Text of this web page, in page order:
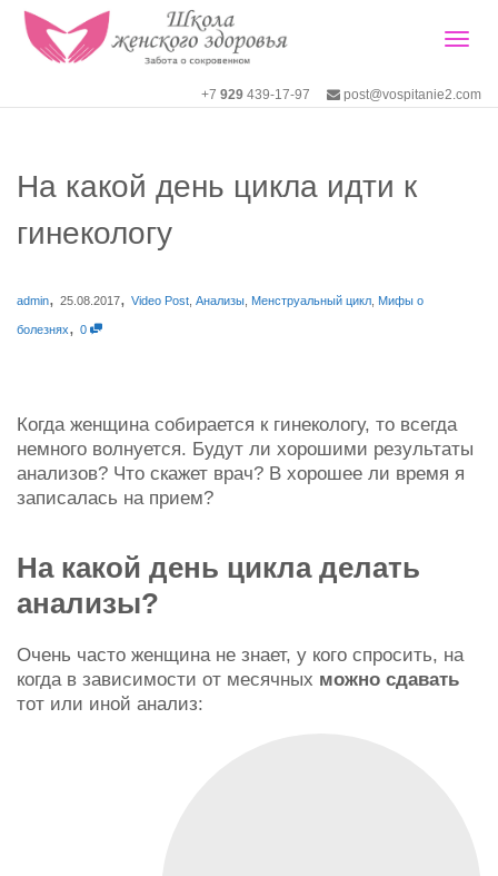
+7 929 439-17-97 post@vospitanie2.com
На какой день цикла идти к
гинекологу
admin, 25.08.2017, Video Post Анализы Менструальный цикл Мифы о
болезнях, 0
Когда женщина собирается к гинекологу, то всегда
немного волнуется. Будут ли хорошими результаты
анализов? Что скажет врач? В хорошее ли время я
записалась на прием?
На какой день цикла делать
анализы?
Очень часто женщина не знает, у кого спросить, на
когда в зависимости от месячных можно сдавать
тот или иной анализ: